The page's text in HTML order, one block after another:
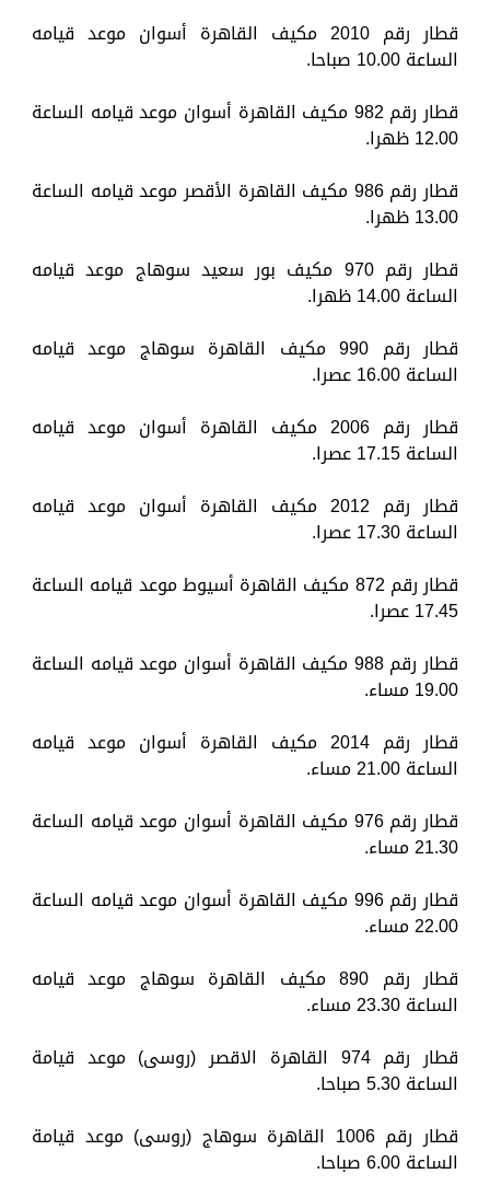
قطار رقم 2010 مكيف القاهرة أسوان موعد قيامه
الساعة 10.00 صباحا.
قطار رقم 982 مكيف القاهرة أسوان موعد قيامه الساعة
12.00 ظهرا.
قطار رقم 986 مكيف القاهرة الأقصر موعد قيامه الساعة
13.00 ظهرا.
قطار رقم 970 مكيف بور سعيد سوهاج موعد قيامه
الساعة 14.00 ظهرا.
قطار رقم 990 مكيف القاهرة سوهاج موعد قيامه
الساعة 16.00 عصرا.
قطار رقم 2006 مكيف القاهرة أسوان موعد قيامه
الساعة 17.15 عصرا.
قطار رقم 2012 مكيف القاهرة أسوان موعد قيامه
الساعة 17.30 عصرا.
قطار رقم 872 مكيف القاهرة أسيوط موعد قيامه الساعة
17.45 عصرا.
قطار رقم 988 مكيف القاهرة أسوان موعد قيامه الساعة
19.00 مساء.
قطار رقم 2014 مكيف القاهرة أسوان موعد قيامه
الساعة 21.00 مساء.
قطار رقم 976 مكيف القاهرة أسوان موعد قيامه الساعة
21.30 مساء.
قطار رقم 996 مكيف القاهرة أسوان موعد قيامه الساعة
22.00 مساء.
قطار رقم 890 مكيف القاهرة سوهاج موعد قيامه
الساعة 23.30 مساء.
قطار رقم 974 القاهرة الاقصر (روسى) موعد قيامة
الساعة 5.30 صباحا.
قطار رقم 1006 القاهرة سوهاج (روسى) موعد قيامة
الساعة 6.00 صباحا.